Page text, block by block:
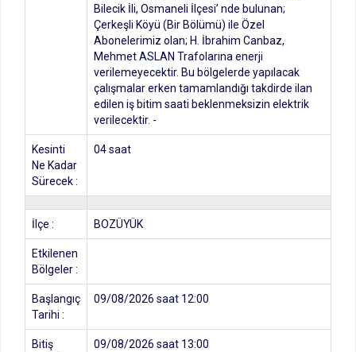
Bilecik İli, Osmaneli İlçesi’ nde bulunan;
Çerkeşli Köyü (Bir Bölümü) ile Özel
Abonelerimiz olan; H. İbrahim Canbaz,
Mehmet ASLAN Trafolarına enerji
verilemeyecektir. Bu bölgelerde yapılacak
çalışmalar erken tamamlandığı takdirde ilan
edilen iş bitim saati beklenmeksizin elektrik
verilecektir. -
Kesinti
Ne Kadar
Sürecek :
04 saat
İlçe : BOZÜYÜK
Etkilenen
Bölgeler :
Başlangıç
Tarihi :
09/08/2026 saat 12:00
Bitiş
09/08/2026 saat 13:00